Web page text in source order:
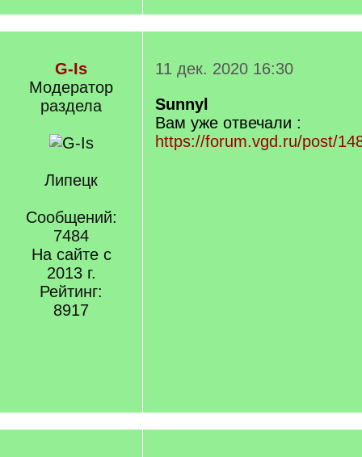
G-Is
Модератор
раздела
Липецк
Сообщений:
7484
На сайте с
2013 г.
Рейтинг:
8917
11 дек. 2020 16:30
Sunnyl
Вам уже отвечали :
https://forum.vgd.ru/post/